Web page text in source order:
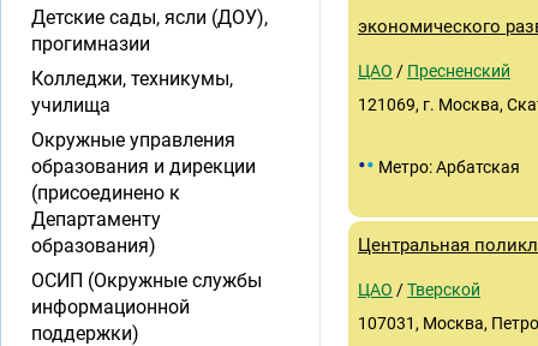
экономического
ЦАО / Пресненский
121069, г. Москва,
•• Метро: Арбатская
Центральная
ЦАО /Тверской
107031, Москва,
Детские сады, ясли (ДОУ),
прогимназии
Колледжи, техникумы,
училища
Окружные управления
образования и дирекции
(присоединено к
Департаменту
образования)
ОСИП (Окружные службы
информационной
поддержки)